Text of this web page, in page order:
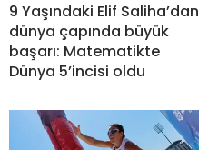
9 Yaşındaki Elif Saliha’dan
dünya çapında büyük
başarı: Matematikte
Dünya 5’incisi oldu